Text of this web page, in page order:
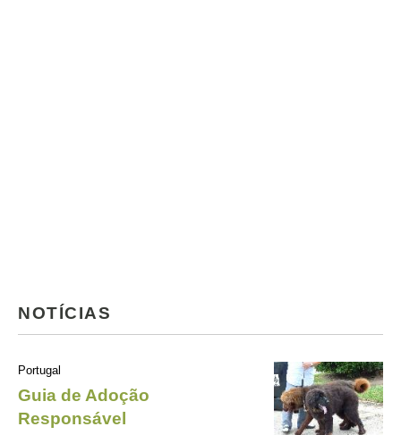
NOTÍCIAS
Portugal
Guia de Adoção
Responsável